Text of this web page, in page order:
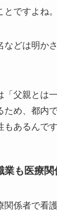
ですよね。
などは明か
「父親とは
ため、都内
あるんです
も医療関
関係者で看